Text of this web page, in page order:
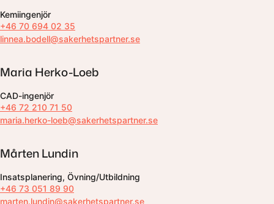
Kemiingenjör
+46 70 694 02 35
linnea.bodell@sakerhetspartner.se
Maria Herko-Loeb
CAD-ingenjör
+46 72 210 71 50
maria.herko-loeb@sakerhetspartner.se
Mårten Lundin
Insatsplanering, Övning/Utbildning
+46 73 051 89 90
marten.lundin@sakerhetspartner.se